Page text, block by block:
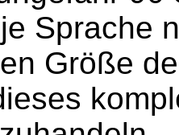
Sprache
Größe